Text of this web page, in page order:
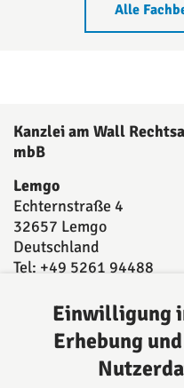
Alle
Kanzlei am Wall
mbB
Lemgo
Echternstraße 4
32657 Lemgo
Deutschland
Tel: +49 5261 94488
E-Mail:Einwilligung
Erhebung